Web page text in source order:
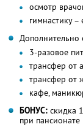
осмотр
гимнастику
Дополнительно
3-разовое
трансфер от
трансфер от
кафе,
БОНУС: скидка
при пансионате